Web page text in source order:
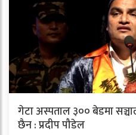
गेटा अस्पताल ३०० बेडमा
छैन : प्रदीप पौडेल